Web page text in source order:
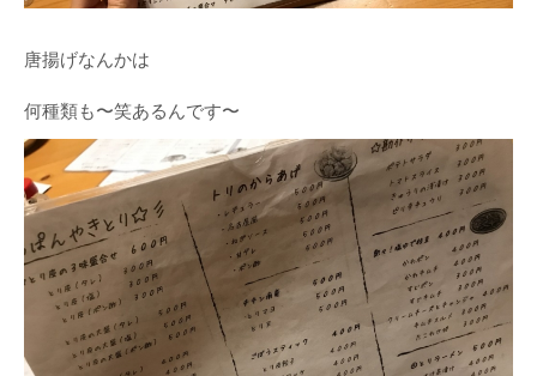
唐揚げなんかは
何種類も〜笑あるんです〜